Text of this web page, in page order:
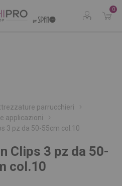
0
parrucchieri
applicazioni
3 pz da 50-55cm col.10
Clips 3 pz da 50-
col.10